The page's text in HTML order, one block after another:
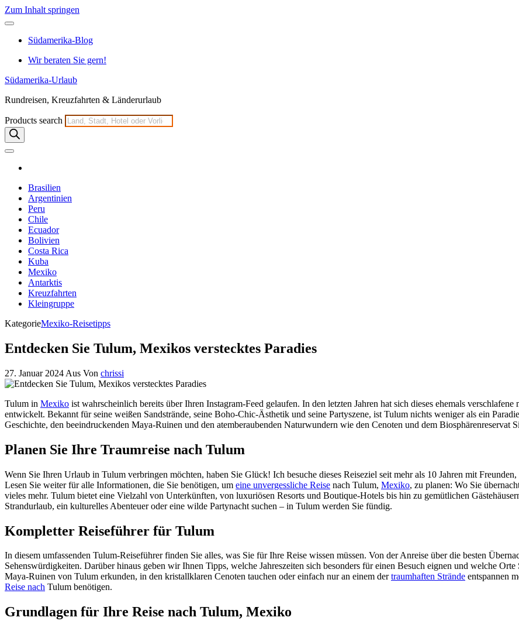
Zum Inhalt springen
Südamerika-Blog
Wir beraten Sie gern!
Südamerika-Urlaub
Rundreisen, Kreuzfahrten & Länderurlaub
Products search
Brasilien
Argentinien
Peru
Chile
Ecuador
Bolivien
Costa Rica
Kuba
Mexiko
Antarktis
Kreuzfahrten
Kleingruppe
KategorieMexiko-Reisetipps
Entdecken Sie Tulum, Mexikos verstecktes Paradies
27. Januar 2024 Aus Von chrissi
Tulum in Mexiko ist wahrscheinlich bereits über Ihren Instagram-Feed gelaufen. In den letzten Jahren hat sich dieses ehemals
entwickelt. Bekannt für seine weißen Sandstrände, seine Boho-Chic-Ästhetik und seine Partyszene, ist Tulum nichts weniger als ein
Geschichte, den beeindruckenden Maya-Ruinen und den atemberaubenden Naturwundern wie den Cenoten und dem Biosphärenreservat
Planen Sie Ihre Traumreise nach Tulum
Wenn Sie Ihren Urlaub in Tulum verbringen möchten, haben Sie Glück! Ich besuche dieses Reiseziel seit mehr als 10 Jahren mit
Lesen Sie weiter für alle Informationen, die Sie benötigen, um eine unvergessliche Reise nach Tulum, Mexiko, zu planen: Wo Sie
vieles mehr. Tulum bietet eine Vielzahl von Unterkünften, von luxuriösen Resorts und Boutique-Hotels bis hin zu gemütlichen
Strandurlaub, ein kulturelles Abenteuer oder eine wilde Partynacht suchen – in Tulum werden Sie fündig.
Kompletter Reiseführer für Tulum
In diesem umfassenden Tulum-Reiseführer finden Sie alles, was Sie für Ihre Reise wissen müssen. Von der Anreise über die besten
Sehenswürdigkeiten. Darüber hinaus geben wir Ihnen Tipps, welche Jahreszeiten sich besonders für einen Besuch eignen und welche
Maya-Ruinen von Tulum erkunden, in den kristallklaren Cenoten tauchen oder einfach nur an einem dertraumhaften Strände entspannen
Reise nach Tulum benötigen.
Grundlagen für Ihre Reise nach Tulum, Mexiko